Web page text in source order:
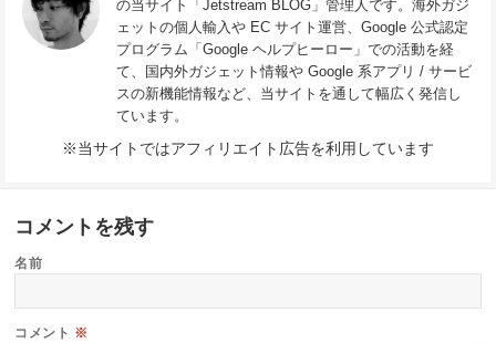
の当サイト「Jetstream BLOG」管理人です。海外ガジ
ェットの個人輸入や EC サイト運営、Google 公式認定
プログラム「Google ヘルプヒーロー」での活動を経
て、国内外ガジェット情報や Google 系アプリ / サービ
スの新機能情報など、当サイトを通して幅広く発信し
ています。
※当サイトではアフィリエイト広告を利用しています
コメントを残す
名前
コメント ※